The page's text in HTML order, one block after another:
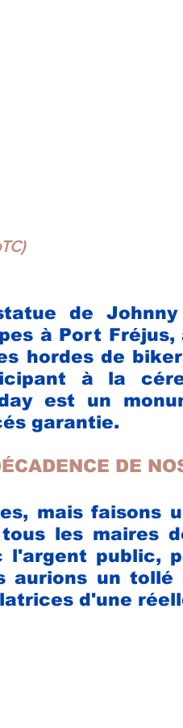
de
à Port
hordes de
à la
est un
garantie.
DE
mais faisons
les maires
l'argent public,
aurions un tollé
d'une